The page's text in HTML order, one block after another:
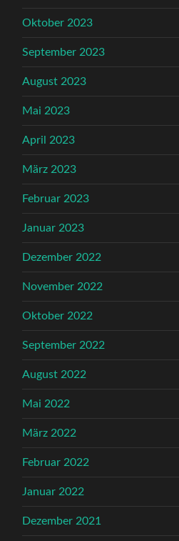
Oktober 2023
September 2023
August 2023
Mai 2023
April 2023
März 2023
Februar 2023
Januar 2023
Dezember 2022
November 2022
Oktober 2022
September 2022
August 2022
Mai 2022
März 2022
Februar 2022
Januar 2022
Dezember 2021